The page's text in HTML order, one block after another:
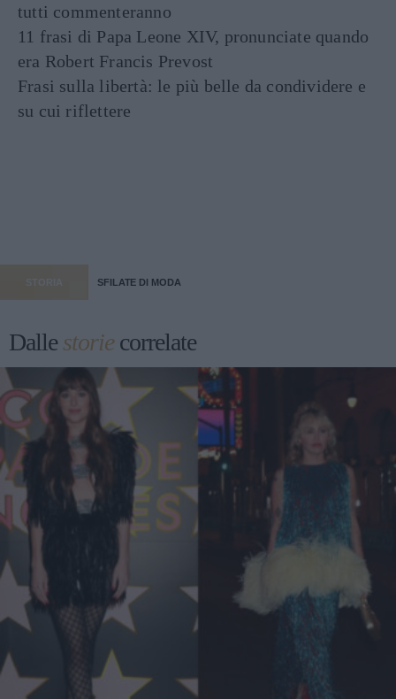
tutti commenteranno
11 frasi di Papa Leone XIV, pronunciate quando
era Robert Francis Prevost
Frasi sulla libertà: le più belle da condividere e
su cui riflettere
STORIA SFILATE DI MODA
Dallestoriecorrelate